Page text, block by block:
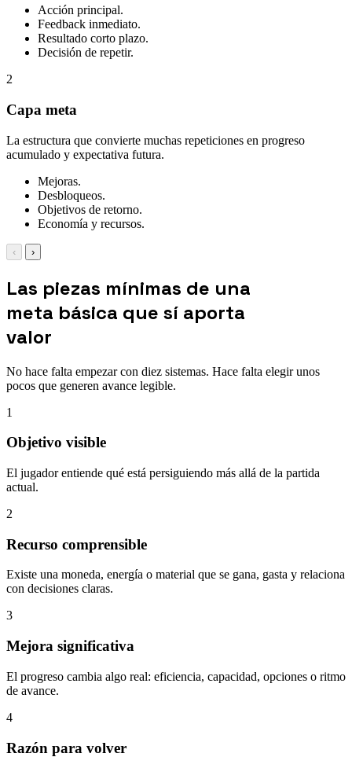
Acción principal.
Feedback inmediato.
Resultado corto plazo.
Decisión de repetir.
2
Capa meta
La estructura que convierte muchas repeticiones en progreso
acumulado y expectativa futura.
Mejoras.
Desbloqueos.
Objetivos de retorno.
Economía y recursos.
‹ ›
Las piezas mínimas de una
meta básica que sí aporta
valor
No hace falta empezar con diez sistemas. Hace falta elegir unos
pocos que generen avance legible.
1
Objetivo visible
El jugador entiende qué está persiguiendo más allá de la partida
actual.
2
Recurso comprensible
Existe una moneda, energía o material que se gana, gasta y relaciona
con decisiones claras.
3
Mejora significativa
El progreso cambia algo real: eficiencia, capacidad, opciones o ritmo
de avance.
4
Razón para volver